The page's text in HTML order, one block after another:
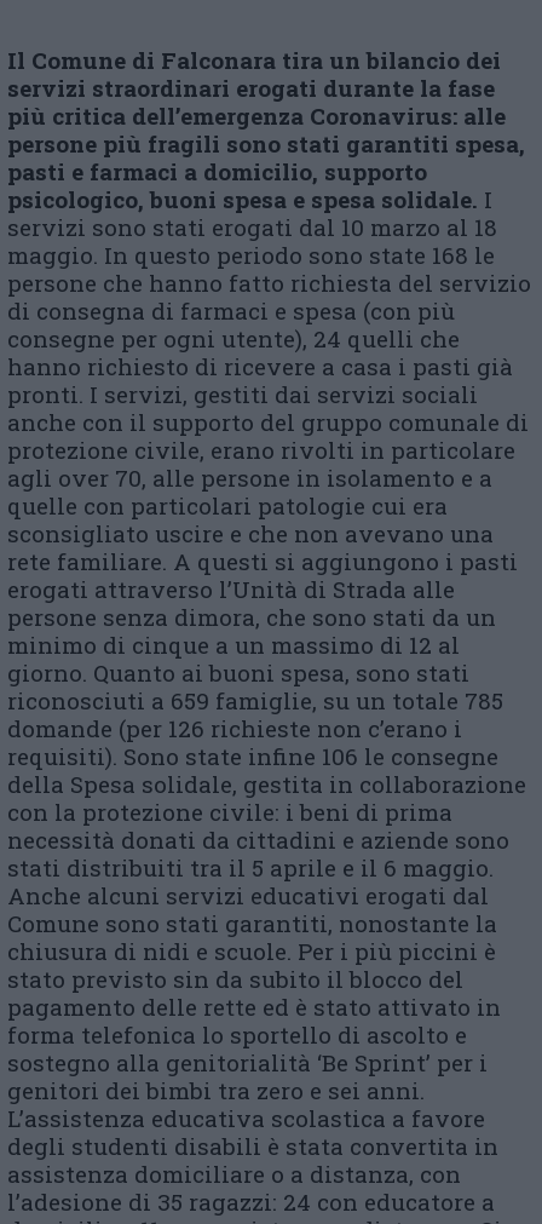
Il Comune di Falconara tira un bilancio dei
servizi straordinari erogati durante la fase
più critica dell’emergenza Coronavirus: alle
persone più fragili sono stati garantiti spesa,
pasti e farmaci a domicilio, supporto
psicologico, buoni spesa e spesa solidale. I
servizi sono stati erogati dal 10 marzo al 18
maggio. In questo periodo sono state 168 le
persone che hanno fatto richiesta del servizio
di consegna di farmaci e spesa (con più
consegne per ogni utente), 24 quelli che
hanno richiesto di ricevere a casa i pasti già
pronti. I servizi, gestiti dai servizi sociali
anche con il supporto del gruppo comunale di
protezione civile, erano rivolti in particolare
agli over 70, alle persone in isolamento e a
quelle con particolari patologie cui era
sconsigliato uscire e che non avevano una
rete familiare. A questi si aggiungono i pasti
erogati attraverso l’Unità di Strada alle
persone senza dimora, che sono stati da un
minimo di cinque a un massimo di 12 al
giorno. Quanto ai buoni spesa, sono stati
riconosciuti a 659 famiglie, su un totale 785
domande (per 126 richieste non c’erano i
requisiti). Sono state infine 106 le consegne
della Spesa solidale, gestita in collaborazione
con la protezione civile: i beni di prima
necessità donati da cittadini e aziende sono
stati distribuiti tra il 5 aprile e il 6 maggio.
Anche alcuni servizi educativi erogati dal
Comune sono stati garantiti, nonostante la
chiusura di nidi e scuole. Per i più piccini è
stato previsto sin da subito il blocco del
pagamento delle rette ed è stato attivato in
forma telefonica lo sportello di ascolto e
sostegno alla genitorialità ‘Be Sprint’ per i
genitori dei bimbi tra zero e sei anni.
L’assistenza educativa scolastica a favore
degli studenti disabili è stata convertita in
assistenza domiciliare o a distanza, con
l’adesione di 35 ragazzi: 24 con educatore a